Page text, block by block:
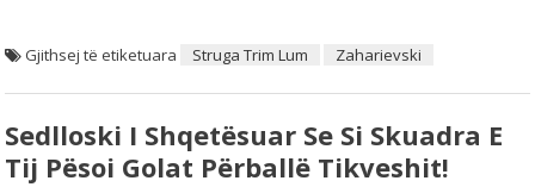
Gjithsej të etiketuara Struga Trim Lum Zaharievski
Sedlloski I Shqetësuar Se Si Skuadra E
Tij Pësoi Golat Përballë Tikveshit!